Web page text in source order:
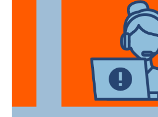
Nuestros asesores están
para acompañarte en
proceso, asegurando
necesidades sean